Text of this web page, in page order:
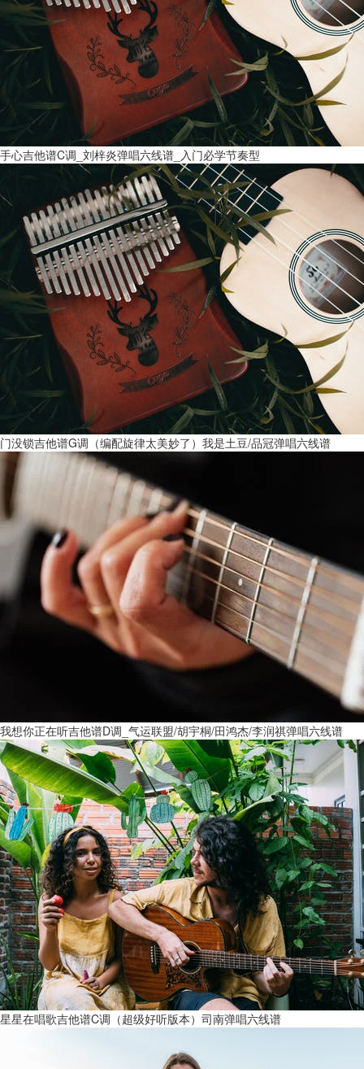
手心吉他谱C调_刘梓炎弹唱六线谱_入门必学节奏型
门没锁吉他谱G调（编配旋律太美妙了）我是土豆/品冠弹唱六线谱
我想你正在听吉他谱D调_气运联盟/胡宇桐/田鸿杰/李润祺弹唱六线谱
星星在唱歌吉他谱C调（超级好听版本）司南弹唱六线谱